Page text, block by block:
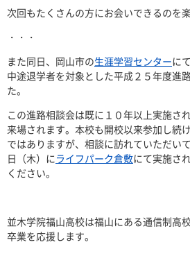
次回もたくさんの方にお会いできるのを
・・・
また同日、岡山市の生涯学習センターに
中途退学者を対象とした平成２５年度進
た。
この進路相談会は既に１０年以上実施さ
来場されます。本校も開校以来参加し続
ではありますが、相談に訪れていただい
日（木）にライフパーク倉敷にて実施さ
ください。
並木学院福山高校は福山にある通信制高
卒業を応援します。